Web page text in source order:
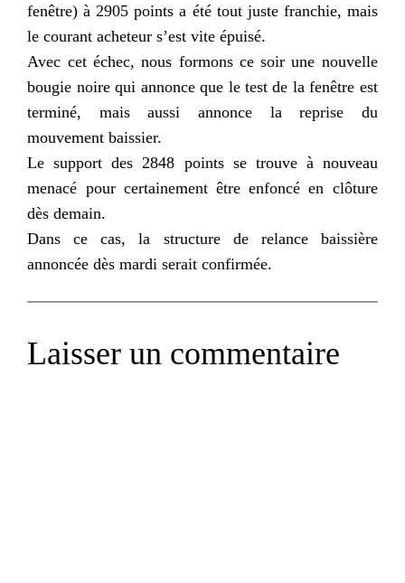
fenêtre) à 2905 points a été tout juste franchie, mais
le courant acheteur s’est vite épuisé.
Avec cet échec, nous formons ce soir une nouvelle
bougie noire qui annonce que le test de la fenêtre est
terminé, mais aussi annonce la reprise du
mouvement baissier.
Le support des 2848 points se trouve à nouveau
menacé pour certainement être enfoncé en clôture
dès demain.
Dans ce cas, la structure de relance baissière
annoncée dès mardi serait confirmée.
Laisser un commentaire